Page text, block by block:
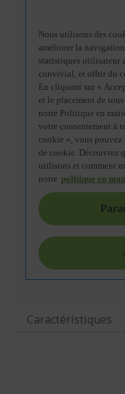
Caractéristiques